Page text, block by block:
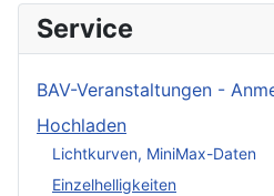
Service
BAV-Veranstaltungen -
Hochladen
Lichtkurven, MiniMax-Daten
Einzelhelligkeiten